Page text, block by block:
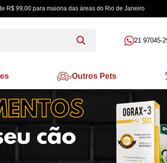
R$ 99,00 para maioria das áreas do Rio de Janeiro
21 97045-
Outros Pets